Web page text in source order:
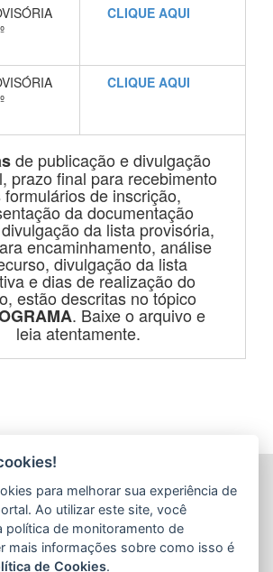
CLIQUE AQUI
CLIQUE AQUI
de publicação e divulgação
prazo final para recebimento
formulários de inscrição,
da documentação
da lista provisória,
encaminhamento, análise
divulgação da lista
e dias de realização do
estão descritas no tópico
. Baixe o arquivo e
leia atentamente.
DESENVOLVIMENTO DAS MICRO E
E DO EMPREENDEDORISMO
(ADERES)
714 - Edifício RS Trade Tower - 5º
Andar - Praia do Canto
para melhorar sua experiência de
Ao utilizar este site, você
política de monitoramento de
mais informações sobre como isso é
de Cookies.